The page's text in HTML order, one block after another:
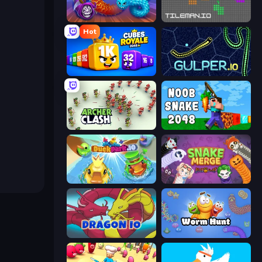
Worms.Zone TileMan.io
Hot
Cubes 2048 Royale Gulper.io
Archer Clash Noob Snake 2048
DuckPark.io Snake Merge: Idle & io Zone
Dragon.io Worm Hunt